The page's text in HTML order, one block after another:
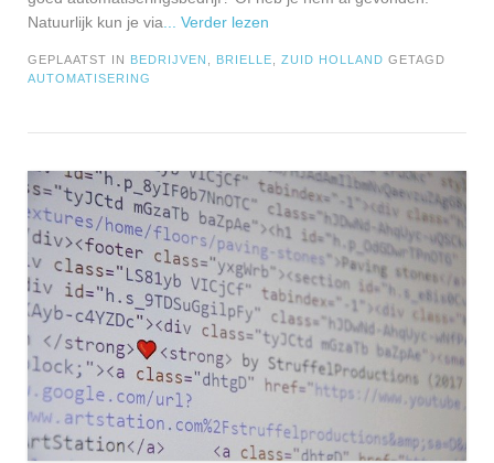
Natuurlijk kun je via... Verder lezen
GEPLAATST IN BEDRIJVEN BRIELLE ZUID HOLLAND GETAGD
AUTOMATISERING